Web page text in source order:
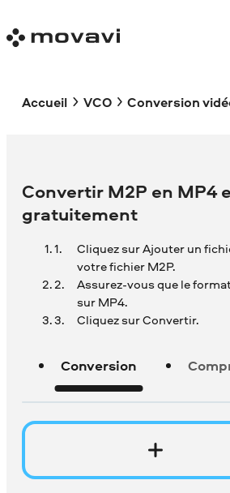
Accueil VCO Conversion
Convertir M2P en MP4
gratuitement
Cliquez sur Ajouter un
votre fichier M2P.
Assurez-vous que le
sur MP4.
Cliquez sur Convertir.
Conversion